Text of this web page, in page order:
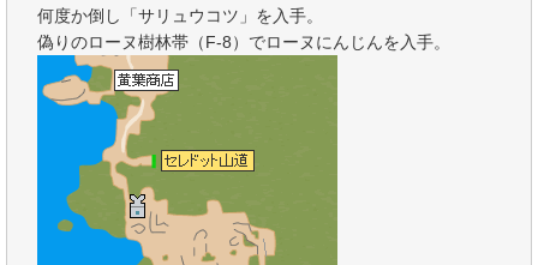
何度か倒し「サリュウコツ」を入手。
偽りのローヌ樹林帯（F-8）でローヌにんじんを入手。